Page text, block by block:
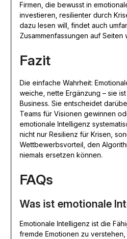
Firmen, die bewusst in
investieren, resilienter durch
dazu lesen will, findet auch
Zusammenfassungen auf Seiten
Fazit
Die einfache Wahrheit:
weiche, nette Ergänzung – sie
Business. Sie entscheidet
Teams für Visionen gewinnen
emotionale Intelligenz
nicht nur Resilienz für Krisen,
Wettbewerbsvorteil, den
niemals ersetzen können.
FAQs
Was ist emotionale
Emotionale Intelligenz ist die
fremde Emotionen zu